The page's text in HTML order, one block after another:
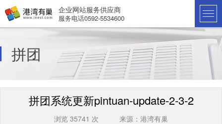
企业网站服务供应商
服务电话0592-5534600
拼团
拼团系统更新pintuan-update-2-3-2
浏览 35741 次 来源：港湾有巢